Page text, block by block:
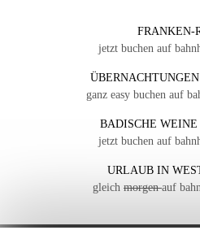
FRANKEN-
jetzt buchen auf
ganz easy buchen auf
BADISCHE WEINE
jetzt buchen auf
URLAUB IN
gleich morgenauf